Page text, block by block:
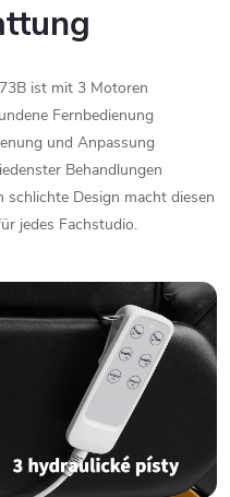
ist mit 3 Motoren
Fernbedienung
und Anpassung
Behandlungen
schlichte Design macht diesen
jedes Fachstudio.